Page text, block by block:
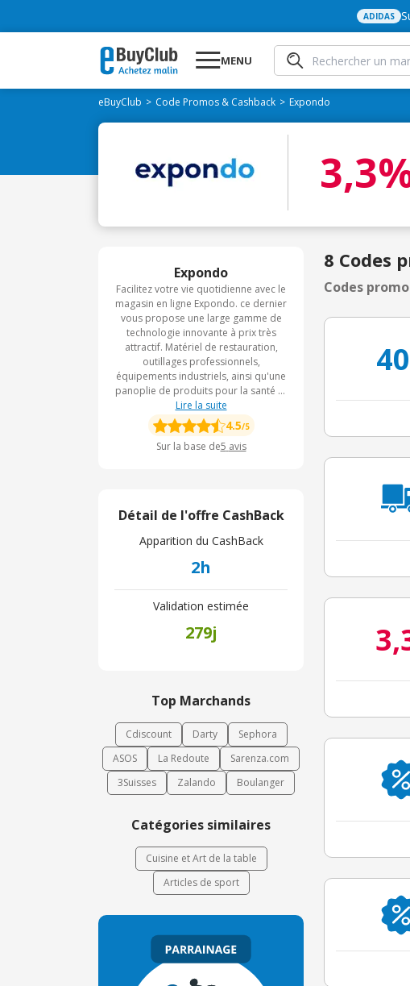
ADIDAS
MENU
eBuyClub Code Promos & Cashback Expondo
Expondo
Facilitez votre vie quotidienne avec le
magasin en ligne Expondo. ce dernier
vous propose une large gamme de
technologie innovante à prix très
attractif. Matériel de restauration,
outillages professionnels,
équipements industriels, ainsi qu'une
panoplie de produits pour la santé et
le bien-être sont à dénicher sur le
site. Pour vous garantir des produits
de qualité, toutes les grandes
marques sont disponibles sur
Lire la suite
4.5/5
Sur la base de5 avis
Détail de l'offre CashBack
Apparition du CashBack
2h
Validation estimée
279j
Top Marchands
Cdiscount Darty
Sephora
ASOS
La Redoute
Sarenza.com
3Suisses
Zalando Boulanger
Catégories similaires
Cuisine et Art de la table
Articles de sport
8 Codes
Codes